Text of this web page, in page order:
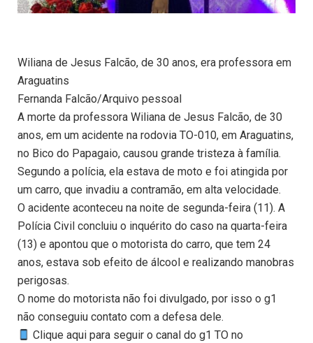
Wiliana de Jesus Falcão, de 30 anos, era professora em
Araguatins
Fernanda Falcão/Arquivo pessoal
A morte da professora Wiliana de Jesus Falcão, de 30
anos, em um acidente na rodovia TO-010, em Araguatins,
no Bico do Papagaio, causou grande tristeza à família.
Segundo a polícia, ela estava de moto e foi atingida por
um carro, que invadiu a contramão, em alta velocidade.
O acidente aconteceu na noite de segunda-feira (11). A
Polícia Civil concluiu o inquérito do caso na quarta-feira
(13) e apontou que o motorista do carro, que tem 24
anos, estava sob efeito de álcool e realizando manobras
perigosas.
O nome do motorista não foi divulgado, por isso o g1
não conseguiu contato com a defesa dele.
Clique aqui para seguir o canal do g1 TO no